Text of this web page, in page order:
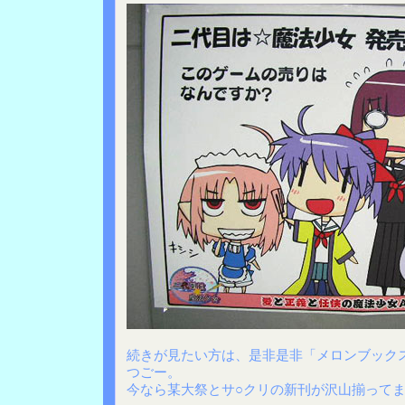
続きが見たい方は、是非是非「メロンブック
つごー。
今なら某大祭とサ○クリの新刊が沢山揃って